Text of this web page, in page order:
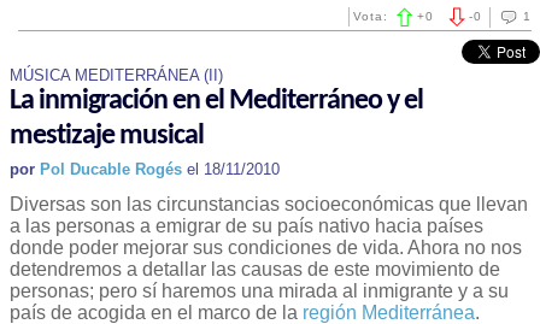
1
-0
Vota: +0
MÚSICA MEDITERRÁNEA (II)
La inmigración en el Mediterráneo y el
mestizaje musical
por Pol Ducable Rogés el 18/11/2010
Diversas son las circunstancias socioeconómicas que llevan
a las personas a emigrar de su país nativo hacia países
donde poder mejorar sus condiciones de vida. Ahora no nos
detendremos a detallar las causas de este movimiento de
personas; pero sí haremos una mirada al inmigrante y a su
país de acogida en el marco de la región Mediterránea.